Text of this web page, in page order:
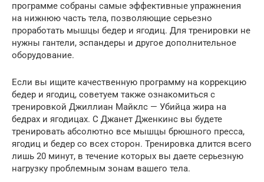
программе собраны самые эффективные упражнения
на нижнюю часть тела, позволяющие серьезно
проработать мышцы бедер и ягодиц. Для тренировки не
нужны гантели, эспандеры и другое дополнительное
оборудование.
Если вы ищите качественную программу на коррекцию
бедер и ягодиц, советуем также ознакомиться с
тренировкой Джиллиан Майклс — Убийца жира на
бедрах и ягодицах. С Джанет Дженкинс вы будете
тренировать абсолютно все мышцы брюшного пресса,
ягодиц и бедер со всех сторон. Тренировка длится всего
лишь 20 минут, в течение которых вы даете серьезную
нагрузку проблемным зонам вашего тела.